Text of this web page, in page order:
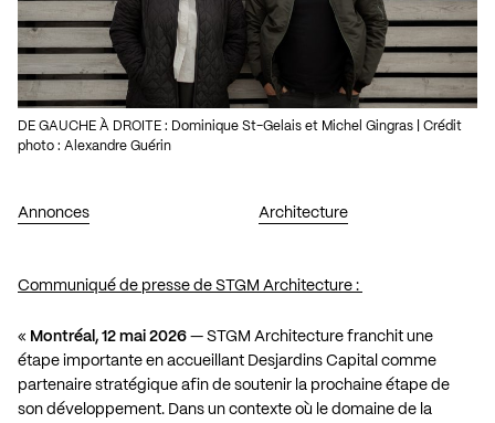
Annonces Architecture
DE GAUCHE À DROITE : Dominique St-Gelais et Michel Gingras | Crédit
photo : Alexandre Guérin
Communiqué de presse de STGM Architecture :
« Montréal, 12 mai 2026 — STGM Architecture franchit une
étape importante en accueillant Desjardins Capital comme
partenaire stratégique afin de soutenir la prochaine étape de
son développement. Dans un contexte où le domaine de la